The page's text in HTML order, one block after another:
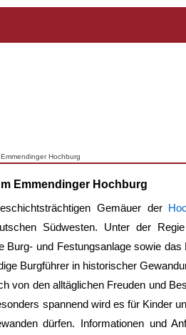
Hochburg
Emmendinger Hochburg
Gemäuer der
Südwesten. Unter der
Burg- und Festungsanlage sowie
Burgführer in historischer
von den alltäglichen Freuden und
spannend wird es für Kinder
dürfen. Informationen und